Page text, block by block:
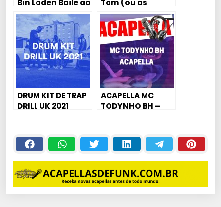
Bin Laden Baile ao
vivo/Montagem
(#DJICEMPC)
Tom (ou as
notas) da Voz
(Acapela)
DRUM KIT DE TRAP
DRILL UK 2021
ACAPELLA MC
TODYNHO BH –